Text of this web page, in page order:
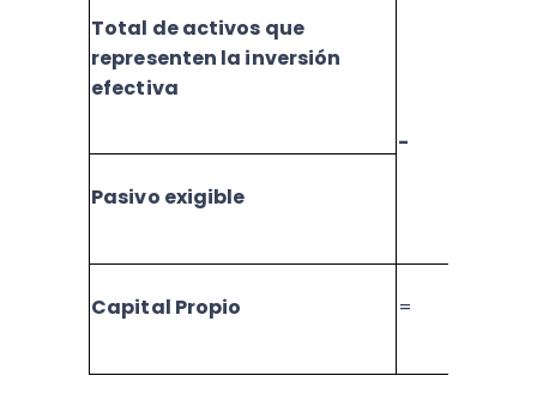
Total de activos que
representen la inversión
efectiva
-
Pasivo exigible
Capital Propio =